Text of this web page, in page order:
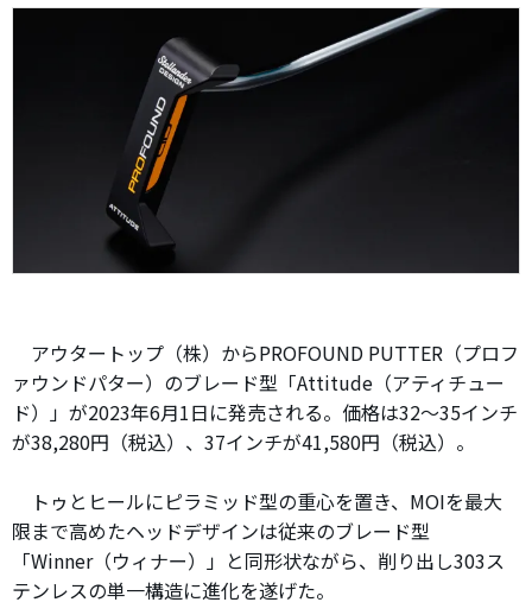
アウタートップ（株）からPROFOUND PUTTER（プロフ
ァウンドパター）のブレード型「Attitude（アティチュー
ド）」が2023年6月1日に発売される。価格は32～35インチ
が38,280円（税込）、37インチが41,580円（税込）。
トゥとヒールにピラミッド型の重心を置き、MOIを最大
限まで高めたヘッドデザインは従来のブレード型
「Winner（ウィナー）」と同形状ながら、削り出し303ス
テンレスの単一構造に進化を遂げた。